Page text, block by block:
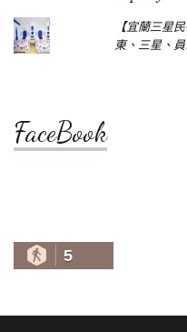
【宜蘭三星
東、三星、
FaceBook
5